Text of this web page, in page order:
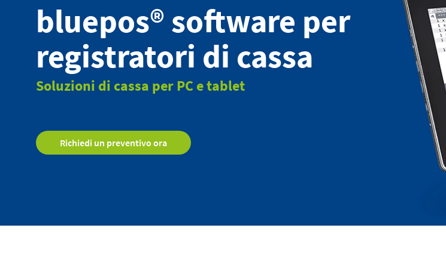
bluepos® software per
registratori di cassa
Soluzioni di cassa per PC e tablet
Richiedi un preventivo ora